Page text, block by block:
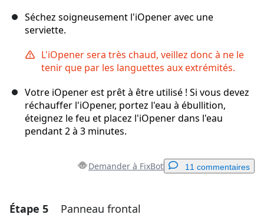
Séchez soigneusement l'iOpener avec une
serviette.
L'iOpener sera très chaud, veillez donc à ne le
tenir que par les languettes aux extrémités.
Votre iOpener est prêt à être utilisé ! Si vous devez
réchauffer l'iOpener, portez l'eau à ébullition,
éteignez le feu et placez l'iOpener dans l'eau
pendant 2 à 3 minutes.
Demander à FixBot 11 commentaires
Ajouter un commentaire
Étape 5 Panneau frontal